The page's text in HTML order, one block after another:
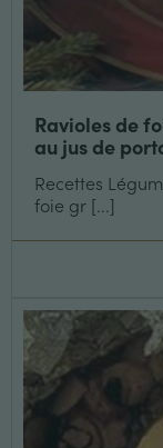
Ravioles de
au jus de
Recettes
foie gr [...]